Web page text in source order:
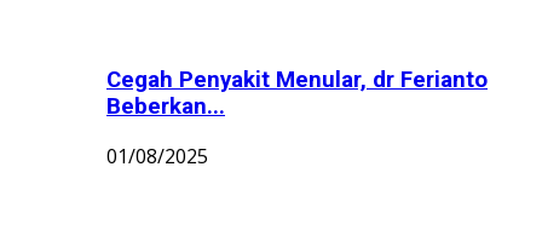
Cegah Penyakit Menular, dr Ferianto
Beberkan...
01/08/2025